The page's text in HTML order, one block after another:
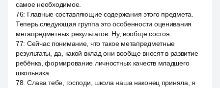
самое необходимое.
76: Главные составляющие содержания этого предмета.
Теперь следующая группа это особенности оценивания
метапредметных результатов. Ну, вообще состоя.
77: Сейчас понимание, что такое метапредметные
результаты, да, какой вклад они вообще вносят в развитие
ребёнка, формирование личностных качеств младшего
школьника.
78: Слава тебе, господи, школа наша наконец приняла, я